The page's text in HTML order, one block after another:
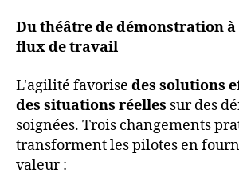
Du théâtre de démonstration
flux de travail
L'agilité favorise des solutions
des situations réelles sur des
soignées. Trois changements
transforment les pilotes en
valeur :